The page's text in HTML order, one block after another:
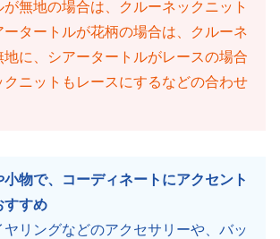
が無地の場合は、クルーネックニット
ータートルが花柄の場合は、クルーネ
地に、シアータートルがレースの場合
クニットもレースにするなどの合わせ
物で、コーディネートにアクセント
すすめ
リングなどのアクセサリーや、バッ